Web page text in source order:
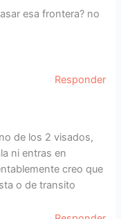
esa frontera? no
Responder
de los 2 visados,
ni entras en
creo que
o de transito